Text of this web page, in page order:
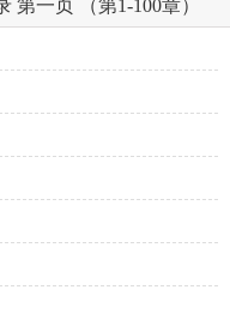
第一页 （第1-100章）